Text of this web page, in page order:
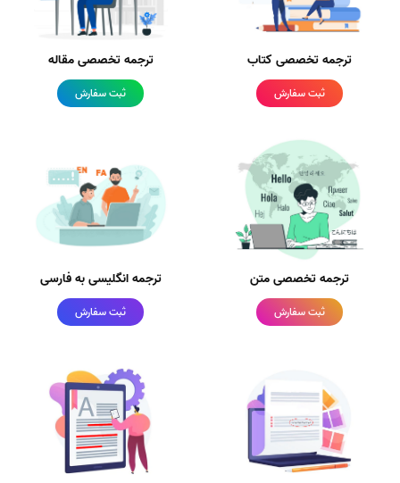
ترجمه تخصصی کتاب
ثبت سفارش
ترجمه تخصصی مقاله
ثبت سفارش
ترجمه تخصصی متن
ثبت سفارش
ترجمه انگلیسی به فارسی
ثبت سفارش